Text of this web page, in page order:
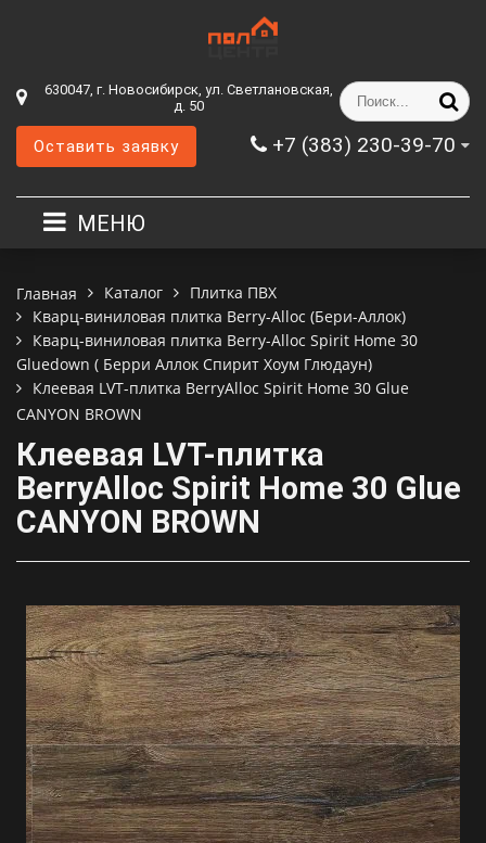
630047, г. Новосибирск, ул. Светлановская,
д. 50
+7 (383) 230-39-70
Оставить заявку
МЕНЮ
Главная Каталог
Плитка ПВХ
Кварц-виниловая плитка Berry-Alloc (Бери-Аллок)
Кварц-виниловая плитка Berry-Alloc Spirit Home 30
Gluedown ( Берри Аллок Спирит Хоум Глюдаун)
Клеевая LVT-плитка BerryAlloc Spirit Home 30 Glue
CANYON BROWN
Клеевая LVT-плитка
BerryAlloc Spirit Home 30 Glue
CANYON BROWN